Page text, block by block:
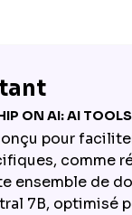
ON AI: AI
pour
comme
ensemble de
7B, optimisé